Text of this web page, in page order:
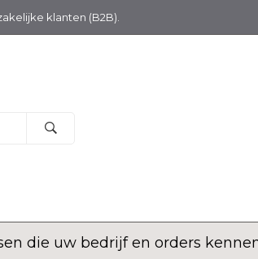
klanten (B2B).
die uw bedrijf en orders